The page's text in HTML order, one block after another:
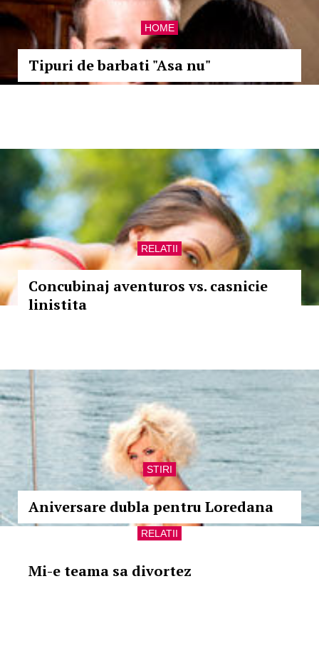
HOME
Tipuri de barbati "Asa nu"
RELATII
Concubinaj aventuros vs. casnicie
linistita
STIRI
Aniversare dubla pentru Loredana
RELATII
Mi-e teama sa divortez